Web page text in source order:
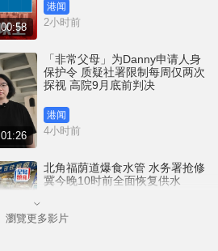
00:58
港闻
2小时前
01:26
「非常父母」为Danny申请人身
保护令 质疑社署限制每周仅两次
探视 高院9月底前判决
港闻
4小时前
北角福荫道爆食水管 水务署抢修
冀今晚10时前全面恢复供水
港闻
瀏覽更多影片